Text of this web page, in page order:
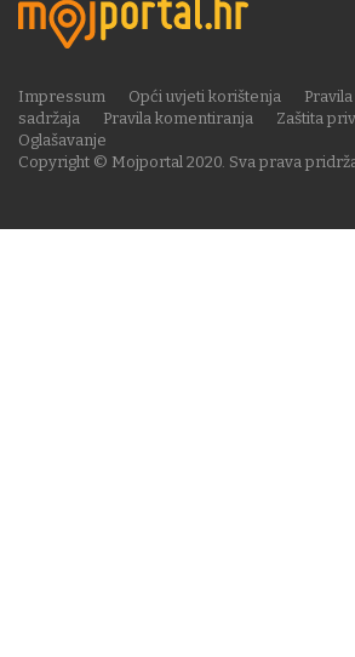
Copyright © Mojportal 2020. Sva prava
Impressum Opći uvjeti korištenja
sadržaja
Pravila komentiranja Zaštita
Oglašavanje